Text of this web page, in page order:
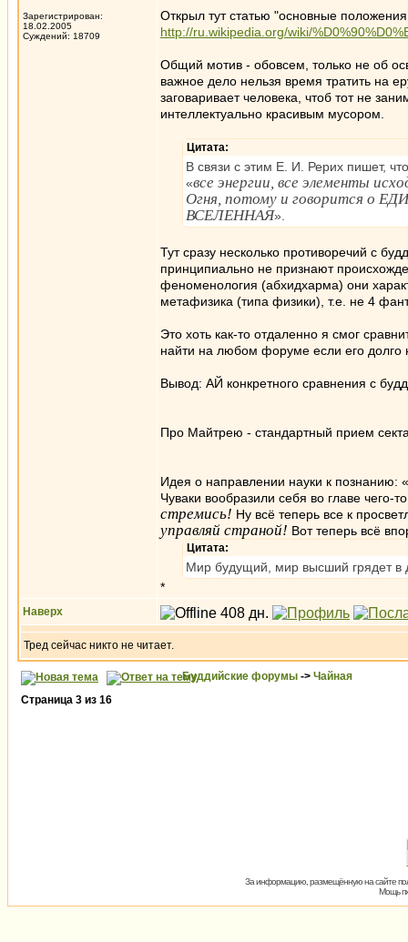
Зарегистрирован:
18.02.2005
Суждений: 18709
Открыл тут статью "основные
http://ru.wikipedia.org/wiki/
Общий мотив - обовсем, только не об
важное дело нельзя время тратить на
заговаривает человека, чтоб тот не
интеллектуально красивым мусором.
Цитата:
В связи с этим Е. И. Рерих пишет, что
«все энергии, все элементы
Огня, потому и говорится о
ВСЕЛЕННАЯ».
Тут сразу несколько противоречий с
принципиально не признают
феноменология (абхидхарма) они
метафизика (типа физики), т.е. не 4
Это хоть как-то отдаленно я смог
найти на любом форуме если его долго
Вывод: АЙ конкретного сравнения с
Про Майтрею - стандартный прием
Идея о направлении науки к познанию: «
Чуваки вообразили себя во главе
стремись! Ну всё теперь все к
управляй страной! Вот теперь всё
Цитата:
Мир будущий, мир высший грядет в
*
Наверх
Тред сейчас никто не читает.
Буддийские форумы -> Чайная
Страница 3 из 16
За информацию, размещённую на сайте
Мощь